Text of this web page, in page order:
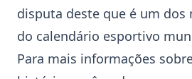
disputa deste que é um dos
do calendário esportivo
Para mais informações